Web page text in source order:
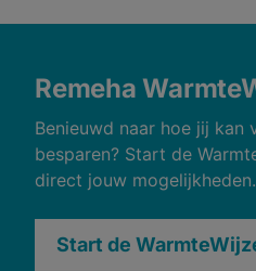
Remeha
Benieuwd naar hoe jij kan
besparen? Start de
direct jouw mogelijkheden.
Start de